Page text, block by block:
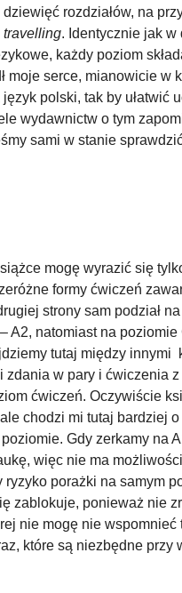
dziewięć rozdziałów, na
travelling. Identycznie jak w
każdy poziom
moje serce, mianowicie w
polski, tak by ułatwić
wydawnictw o tym
sami w stanie
mogę wyrazić się
formy ćwiczeń
strony sam podział
A2, natomiast na
tutaj między innymi
zdania w pary i ćwiczenia
ćwiczeń. Oczywiście
chodzi mi tutaj bardziej
Gdy zerkamy na
więc nie ma
porażki na samym
zablokuje, ponieważ nie
nie mogę nie
które są niezbędne przy